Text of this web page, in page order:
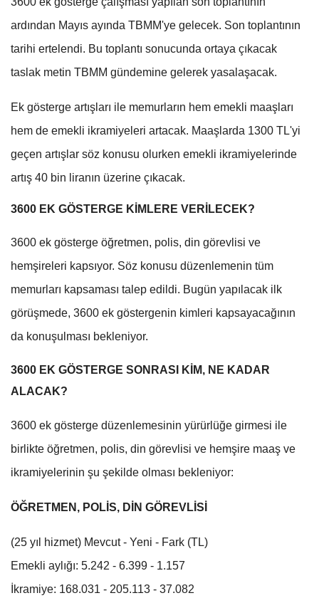
ardından Mayıs ayında TBMM'ye gelecek. Son toplantının
tarihi ertelendi. Bu toplantı sonucunda ortaya çıkacak
taslak metin TBMM gündemine gelerek yasalaşacak.
Ek gösterge artışları ile memurların hem emekli maaşları
hem de emekli ikramiyeleri artacak. Maaşlarda 1300 TL'yi
geçen artışlar söz konusu olurken emekli ikramiyelerinde
artış 40 bin liranın üzerine çıkacak.
3600 EK GÖSTERGE KİMLERE VERİLECEK?
3600 ek gösterge öğretmen, polis, din görevlisi ve
hemşireleri kapsıyor. Söz konusu düzenlemenin tüm
memurları kapsaması talep edildi. Bugün yapılacak ilk
görüşmede, 3600 ek göstergenin kimleri kapsayacağının
da konuşulması bekleniyor.
3600 EK GÖSTERGE SONRASI KİM, NE KADAR
ALACAK?
3600 ek gösterge düzenlemesinin yürürlüğe girmesi ile
birlikte öğretmen, polis, din görevlisi ve hemşire maaş ve
ikramiyelerinin şu şekilde olması bekleniyor:
ÖĞRETMEN, POLİS, DİN GÖREVLİSİ
(25 yıl hizmet) Mevcut - Yeni - Fark (TL)
Emekli aylığı: 5.242 - 6.399 - 1.157
İkramiye: 168.031 - 205.113 - 37.082